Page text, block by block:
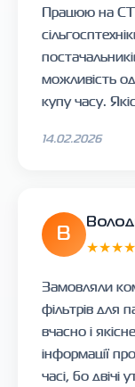
Працюю на
можливість
купу часу.
14.02.2026
В
Замовляли
фільтрів для
вчасно і
інформації
часі, бо двічі